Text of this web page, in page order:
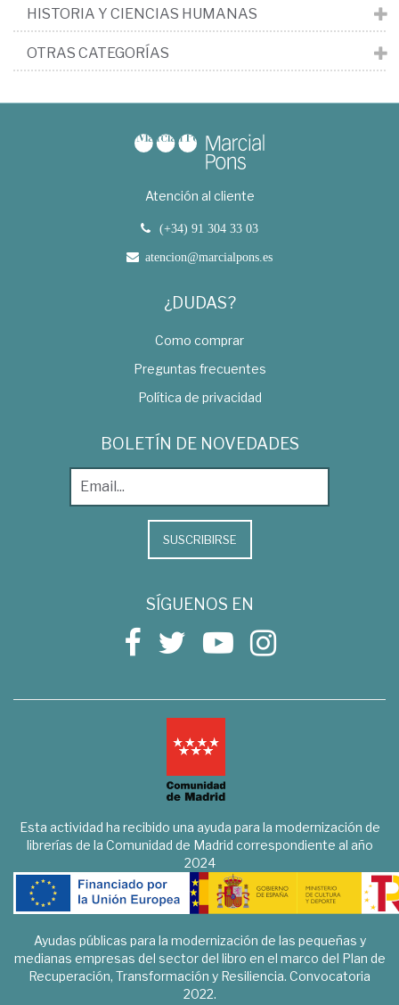
HISTORIA Y CIENCIAS HUMANAS
OTRAS CATEGORÍAS
Atención al cliente
(+34) 91 304 33 03
atencion@marcialpons.es
¿DUDAS?
Como comprar
Preguntas frecuentes
Política de privacidad
BOLETÍN DE NOVEDADES
SUSCRIBIRSE
SÍGUENOS EN
Esta actividad ha recibido una ayuda para la modernización de
librerías de la Comunidad de Madrid correspondiente al año
2024
Ayudas públicas para la modernización de las pequeñas y
medianas empresas del sector del libro en el marco del Plan de
Recuperación, Transformación y Resiliencia. Convocatoria
2022.